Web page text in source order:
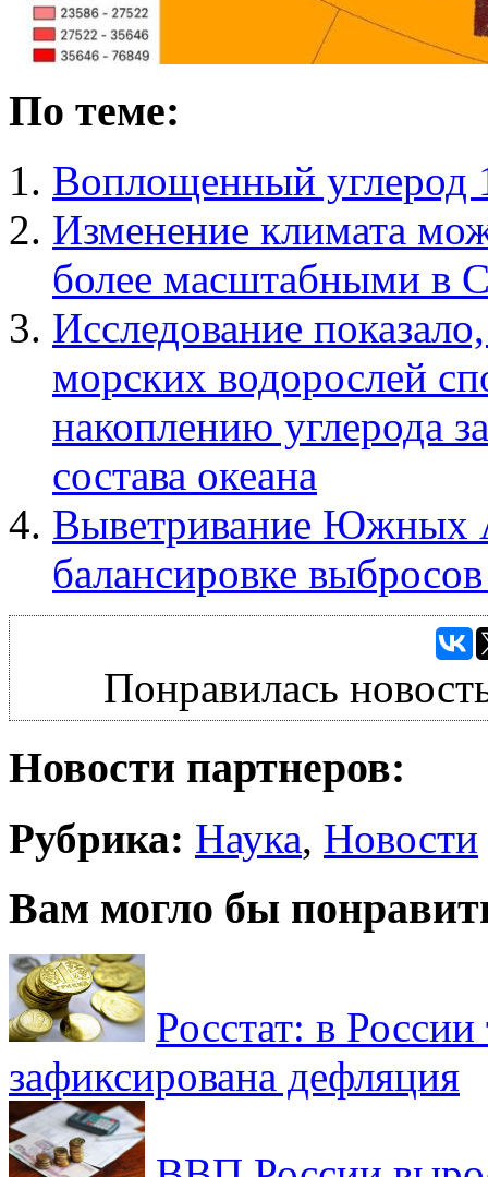
По теме:
Воплощенный углерод
Изменение климата
более масштабными
Исследование
морских водорослей
накоплению углерода
состава океана
Выветривание Южных
балансировке
Понравилась
Новости партнеров:
Рубрика: Наука, Новости
Вам могло бы
Росстат: в России
зафиксирована дефляция